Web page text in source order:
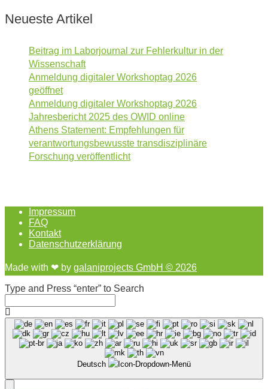
Neueste Artikel
Beitrag im Laborjournal zur Fehlerkultur in der
Wissenschaft
Anmeldung digitaler Workshoptag 2026
geöffnet
Anmeldung digitaler Workshoptag 2026
Jahresbericht 2025 des OWID online
Athens Statement: Empfehlungen für
verantwortungsbewusste transdisziplinäre
Forschung veröffentlicht
Impressum
FAQ
Kontakt
Datenschutzerklärung
Made with ❤︎ by galaniprojects GmbH © 2026
Type and Press “enter” to Search
Deutsch